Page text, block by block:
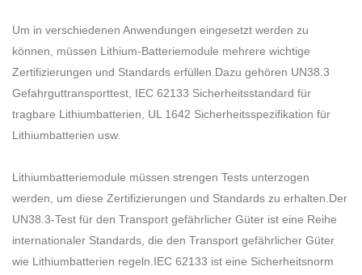
Um in verschiedenen Anwendungen eingesetzt werden zu
können, müssen Lithium-Batteriemodule mehrere wichtige
Zertifizierungen und Standards erfüllen.Dazu gehören UN38.3
Gefahrguttransporttest, IEC 62133 Sicherheitsstandard für
tragbare Lithiumbatterien, UL 1642 Sicherheitsspezifikation für
Lithiumbatterien usw.
Lithiumbatteriemodule müssen strengen Tests unterzogen
werden, um diese Zertifizierungen und Standards zu erhalten.Der
UN38.3-Test für den Transport gefährlicher Güter ist eine Reihe
internationaler Standards, die den Transport gefährlicher Güter
wie Lithiumbatterien regeln.IEC 62133 ist eine Sicherheitsnorm